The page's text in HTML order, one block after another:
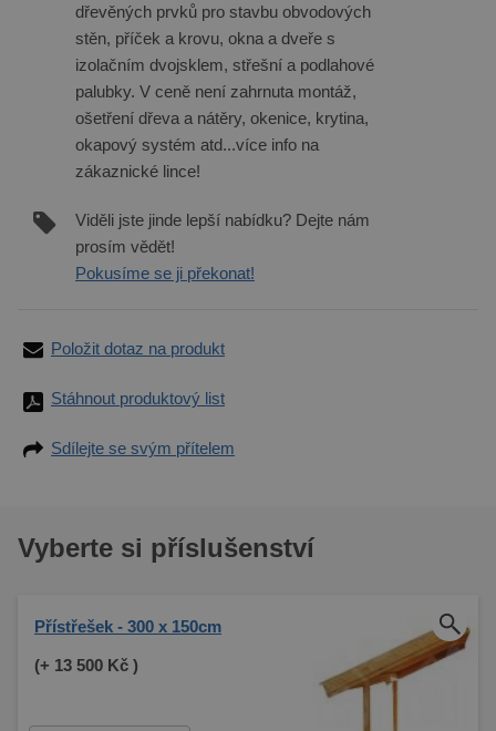
dřevěných prvků pro stavbu obvodových
stěn, příček a krovu, okna a dveře s
izolačním dvojsklem, střešní a podlahové
palubky. V ceně není zahrnuta montáž,
ošetření dřeva a nátěry, okenice, krytina,
okapový systém atd...více info na
zákaznické lince!
Viděli jste jinde lepší nabídku? Dejte nám
prosím vědět!
Pokusíme se ji překonat!
Položit dotaz na produkt
Stáhnout produktový list
Sdílejte se svým přítelem
Vyberte si příslušenství
Přístřešek - 300 x 150cm
(+ 13 500 Kč )